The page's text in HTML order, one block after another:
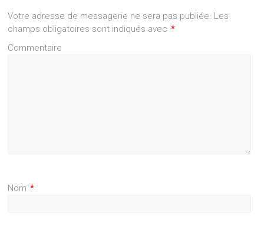
Votre adresse de messagerie ne sera pas publiée. Les
champs obligatoires sont indiqués avec *
Commentaire
Nom *